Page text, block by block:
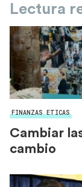
Lectura
FINANZAS ETICAS
Cambiar
cambio